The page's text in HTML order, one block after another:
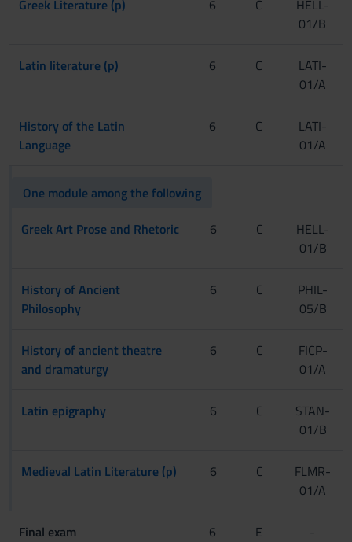
Greek Literature (p) 6 C
HELL-
01/B
Latin literature (p) 6 C
LATI-
01/A
History of the Latin
Language
6 C
LATI-
01/A
One module among the following
Greek Art Prose and Rhetoric
6 C
HELL-
01/B
History of Ancient
Philosophy
6 C
PHIL-
05/B
History of ancient theatre
and dramaturgy
6 C
FICP-
01/A
Latin epigraphy 6 C
STAN-
01/B
Medieval Latin Literature (p) 6 C
FLMR-
01/A
Final exam 6 E -